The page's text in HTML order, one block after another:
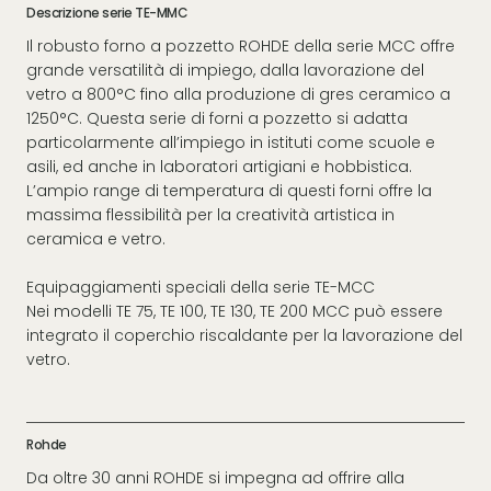
Descrizione serie TE-MMC
Il robusto forno a pozzetto ROHDE della serie MCC offre
grande versatilità di impiego, dalla lavorazione del
vetro a 800°C fino alla produzione di gres ceramico a
1250°C. Questa serie di forni a pozzetto si adatta
particolarmente all’impiego in istituti come scuole e
asili, ed anche in laboratori artigiani e hobbistica.
L’ampio range di temperatura di questi forni offre la
massima flessibilità per la creatività artistica in
ceramica e vetro.
Equipaggiamenti speciali della serie TE-MCC
Nei modelli TE 75, TE 100, TE 130, TE 200 MCC può essere
integrato il coperchio riscaldante per la lavorazione del
vetro.
Rohde
Da oltre 30 anni ROHDE si impegna ad offrire alla